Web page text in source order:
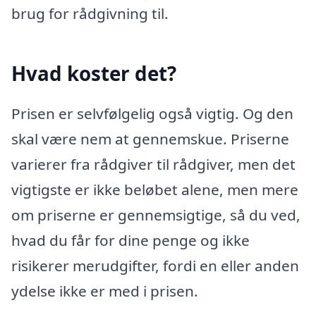
brug for rådgivning til.
Hvad koster det?
Prisen er selvfølgelig også vigtig. Og den
skal være nem at gennemskue. Priserne
varierer fra rådgiver til rådgiver, men det
vigtigste er ikke beløbet alene, men mere
om priserne er gennemsigtige, så du ved,
hvad du får for dine penge og ikke
risikerer merudgifter, fordi en eller anden
ydelse ikke er med i prisen.